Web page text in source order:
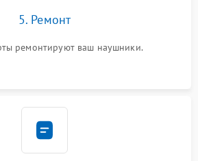
5. Ремонт
ремонтируют ваш наушники.